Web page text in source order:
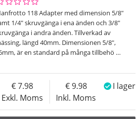
118 Adapter med dimension 5/8"
1/4" skruvgänga i ena änden och 3/8"
i andra änden. Tillverkad av
längd 40mm. Dimensionen 5/8",
är en standard på många tillbehö …
Exkl. Moms
7.98
Inkl. Moms
9.98 I lager